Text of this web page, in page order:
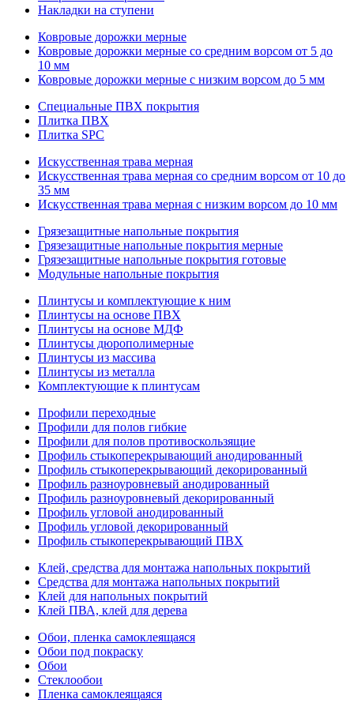
Накладки на ступени
Ковровые дорожки мерные
Ковровые дорожки мерные со средним ворсом от 5 до
10 мм
Ковровые дорожки мерные с низким ворсом до 5 мм
Специальные ПВХ покрытия
Плитка ПВХ
Плитка SPC
Искуccтвенная трава мерная
Искусственная трава мерная со средним ворсом от 10 до
35 мм
Искусственная трава мерная с низким ворсом до 10 мм
Грязезащитные напольные покрытия
Грязезащитные напольные покрытия мерные
Грязезащитные напольные покрытия готовые
Модульные напольные покрытия
Плинтусы и комплектующие к ним
Плинтусы на основе ПВХ
Плинтусы на основе МДФ
Плинтусы дюрополимерные
Плинтусы из массива
Плинтусы из металла
Комплектующие к плинтусам
Профили переходные
Профили для полов гибкие
Профили для полов противоскользящие
Профиль стыкоперекрывающий анодированный
Профиль стыкоперекрывающий декорированный
Профиль разноуровневый анодированный
Профиль разноуровневый декорированный
Профиль угловой анодированный
Профиль угловой декорированный
Профиль стыкоперекрывающий ПВХ
Клей, средства для монтажа напольных покрытий
Средства для монтажа напольных покрытий
Клей для напольных покрытий
Клей ПВА, клей для дерева
Обои, пленка самоклеящаяся
Обои под покраску
Обои
Стеклообои
Пленка самоклеящаяся